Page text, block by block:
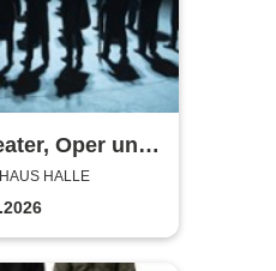
Oper und
HALLE